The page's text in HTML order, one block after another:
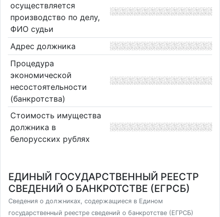
осуществляется
производство по делу,
ФИО судьи
Адрес должника
Процедура
экономической
несостоятельности
(банкротства)
Стоимость имущества
должника в
белорусских рублях
ЕДИНЫЙ ГОСУДАРСТВЕННЫЙ РЕЕСТР
СВЕДЕНИЙ О БАНКРОТСТВЕ (ЕГРСБ)
Сведения о должниках, содержащиеся в Едином
государственный реестре сведений о банкротстве (ЕГРСБ)